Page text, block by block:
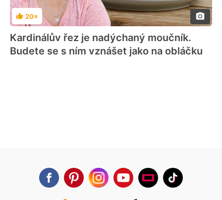
Hodnocení
20×
Kardinálův řez je nadýchaný moučník.
Budete se s ním vznášet jako na obláčku